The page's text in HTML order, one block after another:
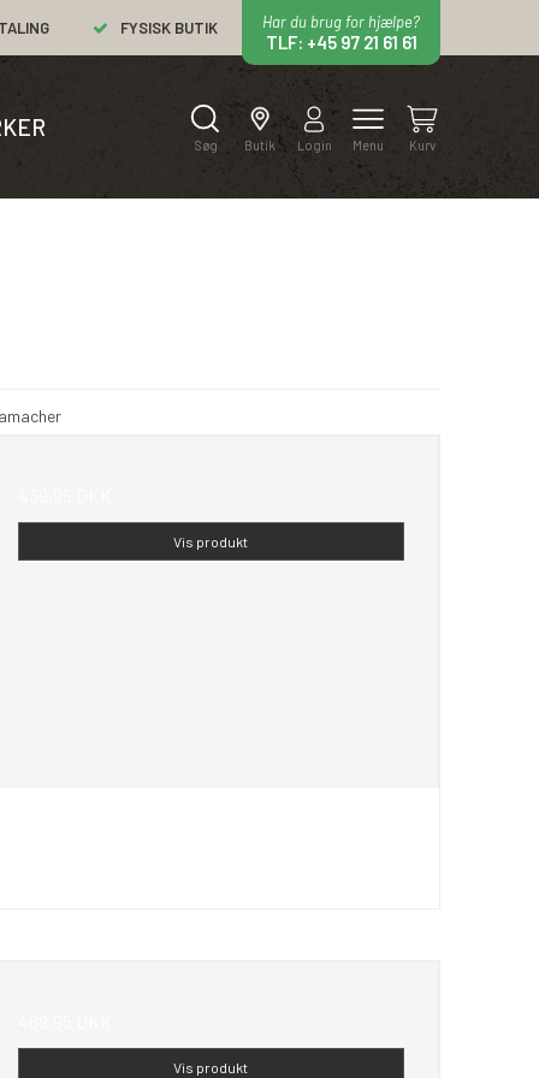
FYSISK BUTIK Har du brug for hjælpe?
TLF: +45 97 21 61 61
Søg Butik Login Menu Kurv
Vis produkt
Vis produkt